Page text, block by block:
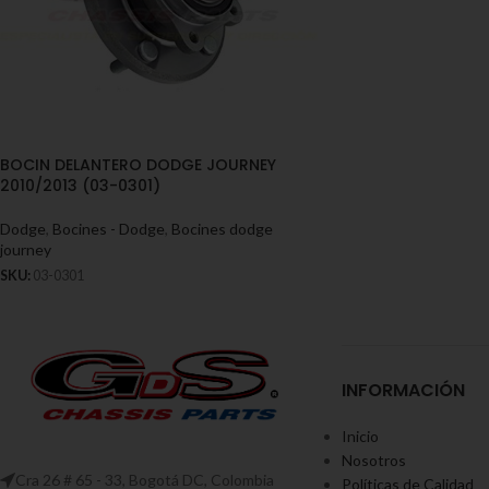
BOCIN DELANTERO DODGE JOURNEY
2010/2013 (03-0301)
Dodge Bocines - Dodge Bocines dodge
journey
SKU: 03-0301
Cra 26 # 65 - 33, Bogotá DC, Colombia
INFORMACIÓN
Inicio
Nosotros
Políticas de Calidad